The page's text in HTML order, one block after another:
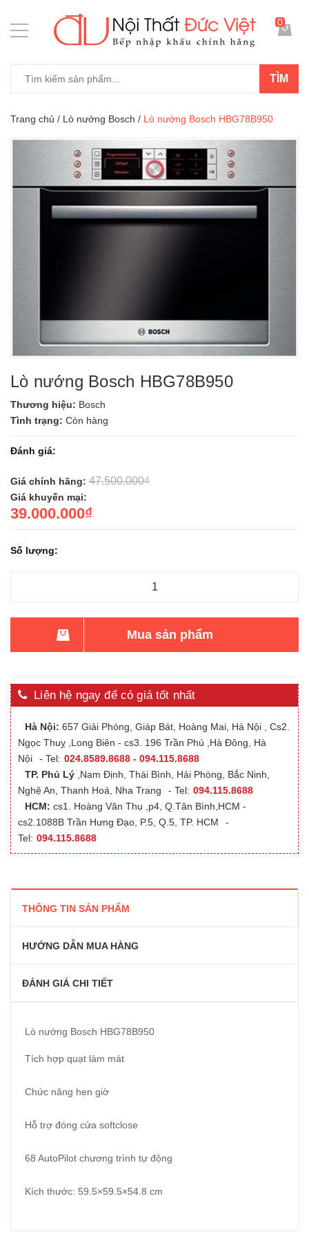
TÌM
0
Trang chủ / Lò nướng Bosch / Lò nướng Bosch HBG78B950
Lò nướng Bosch HBG78B950
Thương hiệu: Bosch
Tình trạng: Còn hàng
Đánh giá:
Giá chính hãng: 47.500.000₫
Giá khuyến mại:
39.000.000₫
Số lượng:
Mua sản phẩm
Liên hệ ngay để có giá tốt nhất
Hà Nội: 657 Giải Phóng, Giáp Bát, Hoàng Mai, Hà Nội , Cs2.
Ngọc Thuỵ ,Long Biên - cs3. 196 Trần Phú ,Hà Đông, Hà
Nội
- Tel: 024.8589.8688 - 094.115.8688
TP. Phủ Lý ,Nam Định, Thái Bình, Hải Phòng, Bắc Ninh,
Nghệ An, Thanh Hoá, Nha Trang
- Tel: 094.115.8688
HCM: cs1. Hoàng Văn Thụ ,p4, Q.Tân Bình,HCM -
cs2.1088B Trần Hưng Đạo, P.5, Q.5, TP. HCM
-
Tel: 094.115.8688
THÔNG TIN SẢN PHẨM
HƯỚNG DẪN MUA HÀNG
ĐÁNH GIÁ CHI TIẾT
Lò nướng Bosch HBG78B950
Tích hợp quạt làm mát
Chức năng hẹn giờ
Hỗ trợ đóng cửa softclose
68 AutoPilot chương trình tự động
Kích thước: 59.5×59.5×54.8 cm